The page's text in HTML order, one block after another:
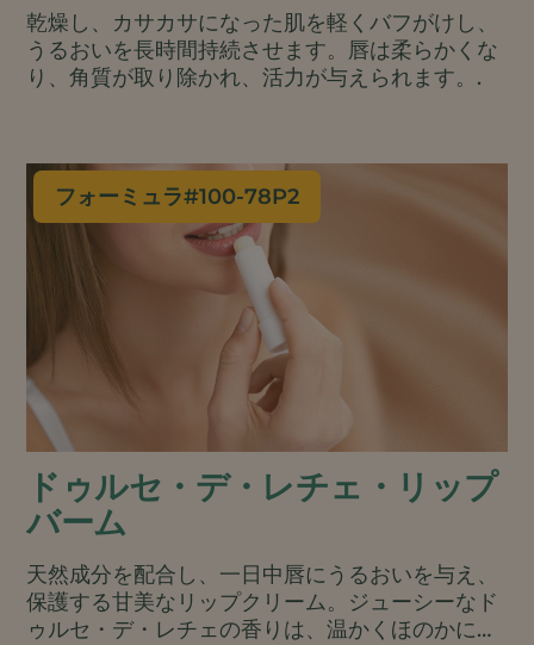
乾燥し、カサカサになった肌を軽くバフがけし、
うるおいを長時間持続させます。唇は柔らかくな
り、角質が取り除かれ、活力が与えられます。.
フォーミュラ#100-78P2
ドゥルセ・デ・レチェ・リップ
バーム
天然成分を配合し、一日中唇にうるおいを与え、
保護する甘美なリップクリーム。ジューシーなド
ゥルセ・デ・レチェの香りは、温かくほのかに甘